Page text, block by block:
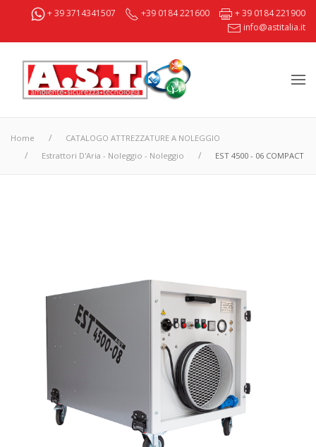
+ 39 3714341507 +39 0184 221600
+ 39 0184 221900
info@astitalia.it
Home
CATALOGO ATTREZZATURE A NOLEGGIO
Estrattori D'Aria - Noleggio - Noleggio
EST 4500 - 06 COMPACT